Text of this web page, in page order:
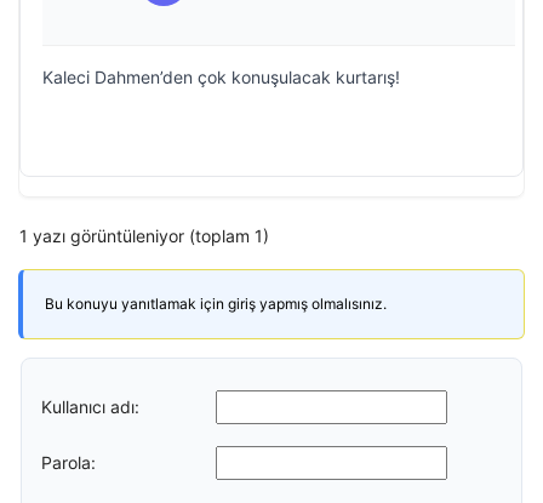
Kaleci Dahmen’den çok konuşulacak kurtarış!
1 yazı görüntüleniyor (toplam 1)
Bu konuyu yanıtlamak için giriş yapmış olmalısınız.
Kullanıcı adı:
Parola: